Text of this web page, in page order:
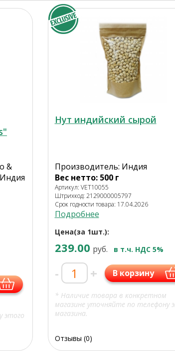
&
этого
Нут индийский сырой
Производитель: Индия
Вес нетто: 500 г
Артикул: VET10055
Штрихкод: 2129000005797
Срок годности товара: 17.04.2026
Подробнее
Цена(за 1шт.):
239.00 руб. в т.ч. НДС 5%
- + В корзину
* Наличие товара в конкретном
магазине уточняйте по телефону
магазина.
Отзывы (0)